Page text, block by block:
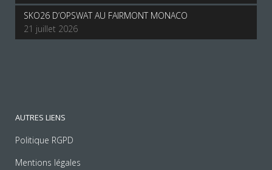
SKO26 D’OPSWAT AU FAIRMONT MONACO
21 juillet 2026
AUTRES LIENS
Politique RGPD
Mentions légales